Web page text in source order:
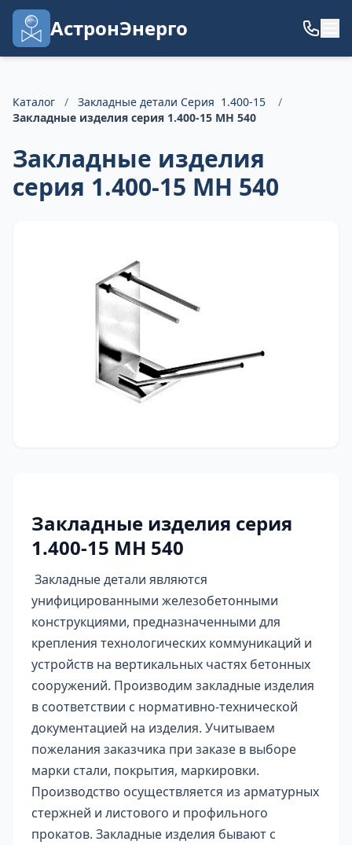
АстронЭнерго
Каталог / Закладные детали Серия 1.400-15
/
Закладные изделия серия 1.400-15 МН 540
Закладные изделия
серия 1.400-15 МН 540
Закладные изделия серия
1.400-15 МН 540
Закладные детали являются
унифицированными железобетонными
конструкциями, предназначенными для
крепления технологических коммуникаций и
устройств на вертикальных частях бетонных
сооружений. Производим закладные изделия
в соответствии с нормативно-технической
документацией на изделия. Учитываем
пожелания заказчика при заказе в выборе
марки стали, покрытия, маркировки.
Производство осуществляется из арматурных
стержней и листового и профильного
прокатов. Закладные изделия бывают с